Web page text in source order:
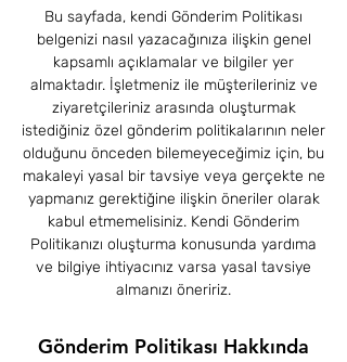
Bu sayfada, kendi Gönderim Politikası
belgenizi nasıl yazacağınıza ilişkin genel
kapsamlı açıklamalar ve bilgiler yer
almaktadır. İşletmeniz ile müşterileriniz ve
ziyaretçileriniz arasında oluşturmak
istediğiniz özel gönderim politikalarının neler
olduğunu önceden bilemeyeceğimiz için, bu
makaleyi yasal bir tavsiye veya gerçekte ne
yapmanız gerektiğine ilişkin öneriler olarak
kabul etmemelisiniz. Kendi Gönderim
Politikanızı oluşturma konusunda yardıma
ve bilgiye ihtiyacınız varsa yasal tavsiye
almanızı öneririz.
Gönderim Politikası Hakkında